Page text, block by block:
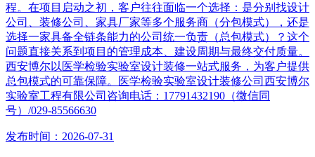
程。在项目启动之初，客户往往面临一个选择：是分别找设计
公司、装修公司、家具厂家等多个服务商（分包模式），还是
选择一家具备全链条能力的公司统一负责（总包模式）？这个
问题直接关系到项目的管理成本、建设周期与最终交付质量。
西安博尔以医学检验实验室设计装修一站式服务，为客户提供
总包模式的可靠保障。医学检验实验室设计装修公司西安博尔
实验室工程有限公司咨询电话：17791432190（微信同
号）/029-85566630
发布时间：2026-07-31